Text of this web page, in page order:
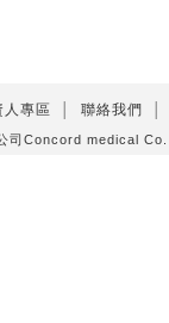
人專區 聯絡我們
司Concord medical